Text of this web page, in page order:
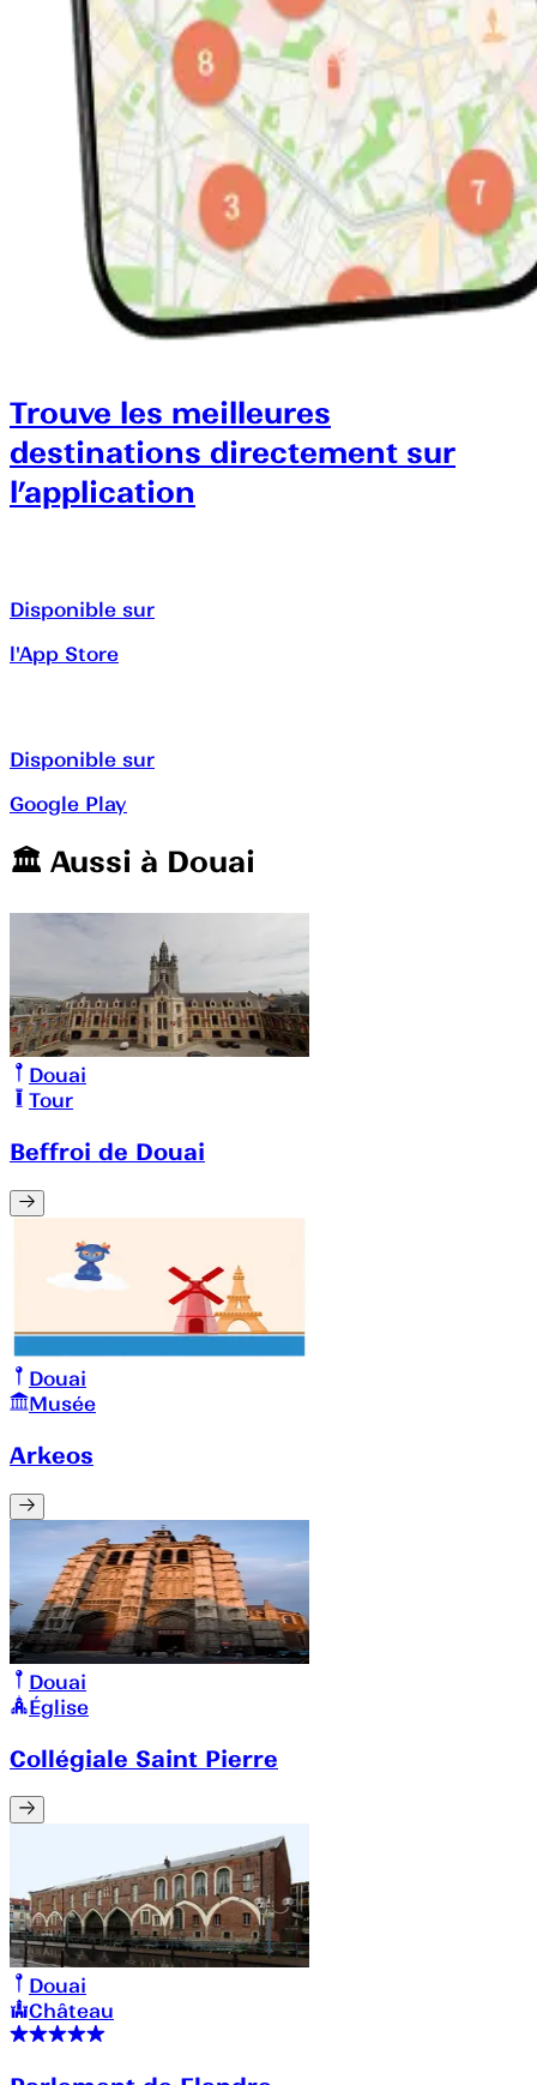
Trouve les meilleures
destinations directement sur
l’application
Disponible sur
l'App Store
Disponible sur
Google Play
🏛️️ Aussi à Douai
Douai
Tour
Beffroi de Douai
Douai
Musée
Arkeos
Douai
Église
Collégiale Saint Pierre
Douai
Château